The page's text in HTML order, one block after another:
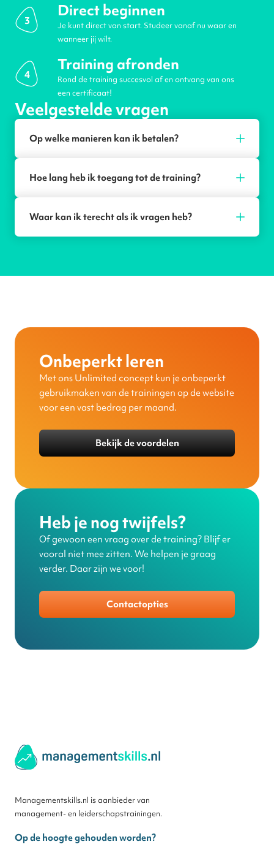
3
Direct beginnen
Je kunt direct van start. Studeer vanaf nu waar en
wanneer jij wilt.
4
Training afronden
Rond de training succesvol af en ontvang van ons
een certificaat!
Veelgestelde vragen
Op welke manieren kan ik betalen?
Hoe lang heb ik toegang tot de training?
Waar kan ik terecht als ik vragen heb?
Onbeperkt leren
Met ons Unlimited concept kun je onbeperkt
gebruikmaken van de trainingen op de website
voor een vast bedrag per maand.
Bekijk de voordelen
Heb je nog twijfels?
Of gewoon een vraag over de training? Blijf er
vooral niet mee zitten. We helpen je graag
verder. Daar zijn we voor!
Contactopties
Managementskills.nl is aanbieder van
management- en leiderschapstrainingen.
Op de hoogte gehouden worden?